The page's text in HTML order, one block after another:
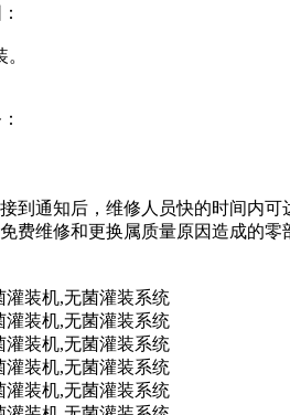
通知后，维修人员快的时间内可
费维修和更换属质量原因造成的